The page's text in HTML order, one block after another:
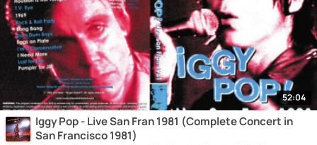
52:04
Iggy Pop - Live San Fran 1981 (Complete Concert in
San Francisco 1981)